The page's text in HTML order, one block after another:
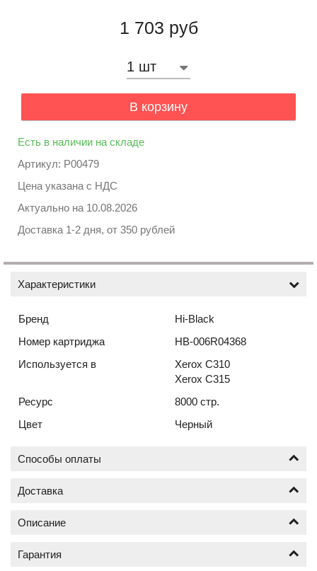
1 703 руб
В корзину
Есть в наличии на складе
Артикул: P00479
Цена указана с НДС
Актуально на 10.08.2026
Доставка 1-2 дня, от 350 рублей
Характеристики
Бренд
Hi-Black
Номер картриджа
HB-006R04368
Используется в
Xerox C310
Xerox C315
Ресурс
8000 стр.
Цвет
Черный
Способы оплаты
Оплата по безналичному расчёту (счёт с НДС)
Доставка
Доставка новых картриджей по Москве осуществляется
Москва в пределах МКАД от 400 руб.;
Описание
Почему картриджи бренда Hi-Black
Гарантия